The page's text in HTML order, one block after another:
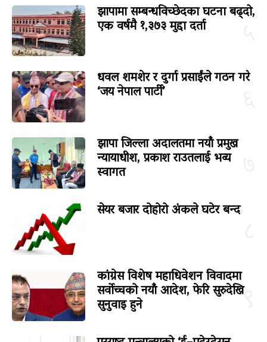
झापामा सम्बन्धविच्छेदका घटना बढ्दो,
एक वर्षमै १,३७३ मुद्दा दर्ता
धवल शमशेर र दुर्गा प्रसाईंले गठन गरे
‘जय नेपाल पार्टी’
झापा जिल्ला अदालतमा नयाँ प्रमुख
न्यायाधीश, प्रकाश राउतलाई भव्य
स्वागत
सेयर बजार दोहोरो अंकले घटेर बन्द
९
कांग्रेस विशेष महाधिवेशन विवादमा
सर्वोच्चको नयाँ आदेश, फेरि सुरुदेखि
सुनुवाइ हुने